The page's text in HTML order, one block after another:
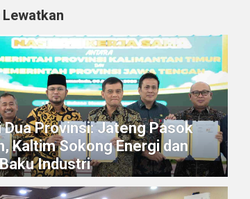
Dua Provinsi: Jateng Pasok
Kaltim Sokong Energi dan
Industri